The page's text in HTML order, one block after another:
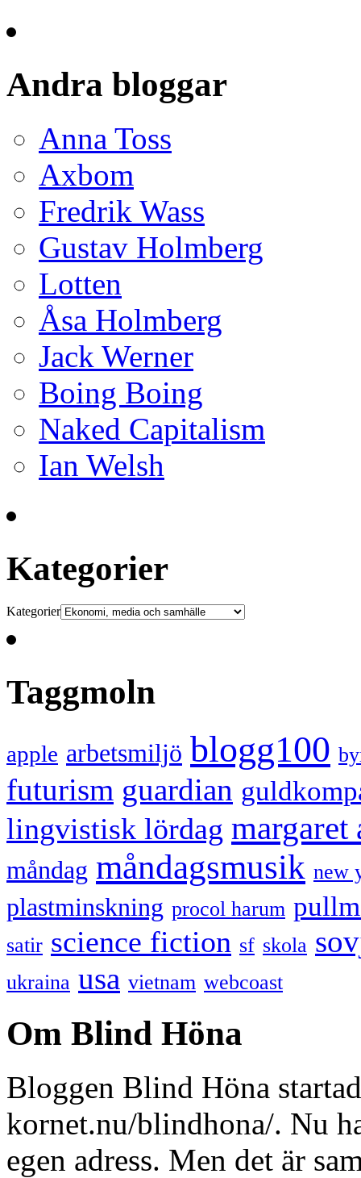
Andra bloggar
Anna Toss
Axbom
Fredrik Wass
Gustav Holmberg
Lotten
Åsa Holmberg
Jack Werner
Boing Boing
Naked Capitalism
Ian Welsh
Kategorier
Kategorier
Taggmoln
apple arbetsmiljö blogg100
futurism guardian
lingvistisk lördag margaret
måndag måndagsmusik new
plastminskning procol harum
satir science fiction sf skola
ukraina usa vietnam webcoast
Om Blind Höna
Bloggen Blind Höna
kornet.nu/blindhona/. Nu
egen adress. Men det är